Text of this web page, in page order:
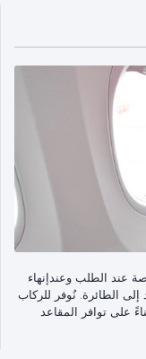
عند الطلب وعندإنهاء
إلى الطائرة. نُوفر للركاب
على توافر المقاعد